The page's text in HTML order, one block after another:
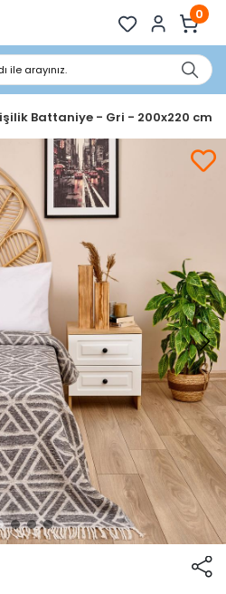
0
ile arayınız.
Battaniye - Gri - 200x220 cm